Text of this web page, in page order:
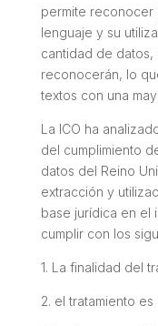
permite
lenguaje y su
cantidad de datos,
reconocerán, lo
textos con una
La ICO ha
del cumplimiento
datos del Reino
extracción y
base jurídica en el
cumplir con los
1. La finalidad del
2. el tratamiento